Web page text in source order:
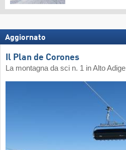
Aggiornato
Il Plan de Corones
La montagna da sci n. 1 in Alto Adige